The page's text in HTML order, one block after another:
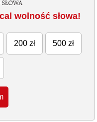
wolność słowa!
200 zł 500 zł